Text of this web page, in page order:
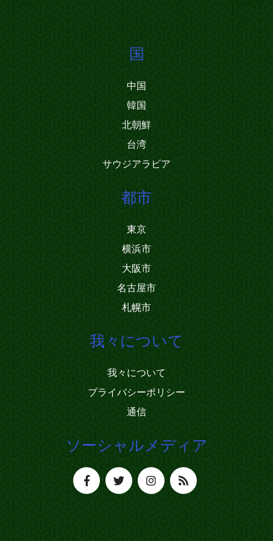
国
中国
韓国
北朝鮮
台湾
サウジアラビア
都市
東京
横浜市
大阪市
名古屋市
札幌市
我々について
我々について
プライバシーポリシー
通信
ソーシャルメディア